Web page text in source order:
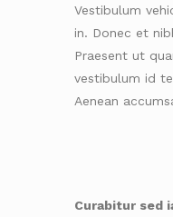
Vestibulum
in. Donec et
Praesent ut
vestibulum id
Aenean
Curabitur sed